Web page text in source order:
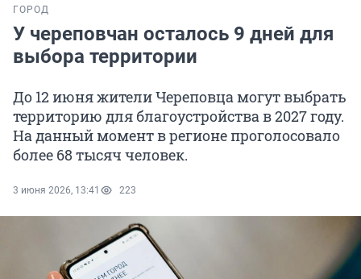
ГОРОД
У череповчан осталось 9 дней для
выбора территории
До 12 июня жители Череповца могут выбрать
территорию для благоустройства в 2027 году.
На данный момент в регионе проголосовало
более 68 тысяч человек.
3 июня 2026, 13:41 223